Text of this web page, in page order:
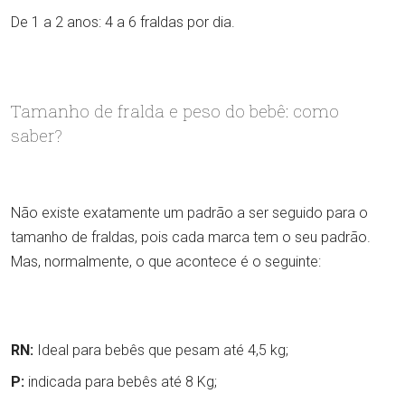
De 1 a 2 anos: 4 a 6 fraldas por dia.
Tamanho de fralda e peso do bebê: como
saber?
Não existe exatamente um padrão a ser seguido para o
tamanho de fraldas, pois cada marca tem o seu padrão.
Mas, normalmente, o que acontece é o seguinte:
RN: Ideal para bebês que pesam até 4,5 kg;
P: indicada para bebês até 8 Kg;